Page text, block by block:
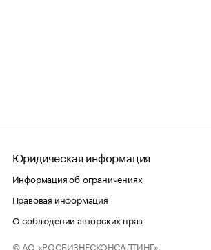
Юридическая информация
Информация об ограничениях
Правовая информация
О соблюдении авторских прав
© АО «РОСБИЗНЕСКОНСАЛТИНГ»,